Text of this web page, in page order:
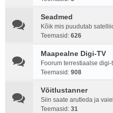
Seadmed
Kõik mis puudutab
Teemasid: 626
Maapealne Digi-TV
Foorum terrestiaalse digi-
Teemasid: 908
Võitlustanner
Siin saate arutleda ja
Teemasid: 31